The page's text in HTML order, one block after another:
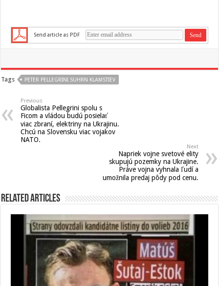
Send article as PDF
Tags PETER PELLEGRINI SUHRN KLAMSTIEV
Previous
Globalista Pellegrini spolu s
Ficom a vládou budú posielať
viac zbraní, elektriny na Ukrajinu.
Chcú na Slovensku viac vojakov
NATO.
Next
Napriek vojne svetové elity
skupujú pozemky na Ukrajine.
Práve vojna vyhnala ľudí a
umožnila predaj pôdy pod cenu.
Related Articles